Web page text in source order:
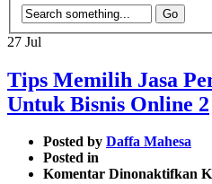
27 Jul
Tips Memilih Jasa
Untuk Bisnis Online 2
Posted by Daffa Mahesa
Posted in
Komentar Dinonaktifkan